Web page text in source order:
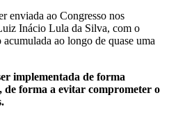
enviada ao Congresso nos
Inácio Lula da Silva, com o
ao longo de quase uma
implementada de forma
de forma a evitar comprometer o